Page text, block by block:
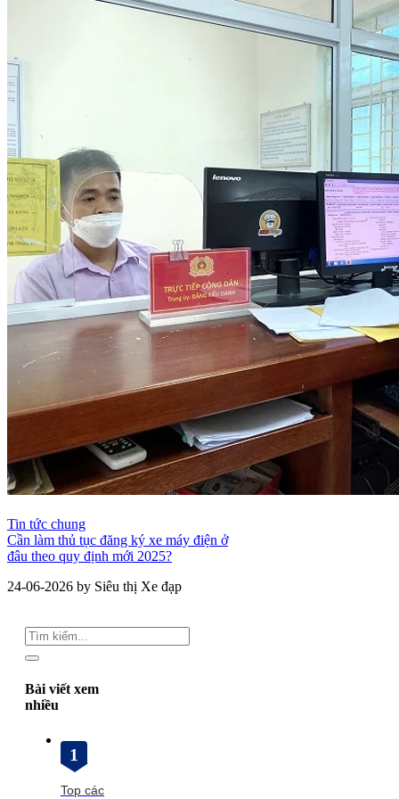
Tin tức chung
Cần làm thủ tục đăng ký xe máy điện ở
đâu theo quy định mới 2025?
24-06-2026 by Siêu thị Xe đạp
Bài viết xem
nhiều
1
Top các